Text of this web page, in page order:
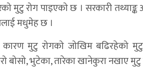
मुटु रोग पाइएको छ । सरकारी
मधुमेह छ ।
मुटु रोगको जोखिम बढिरहेको
बोसो, भुटेका, तारेका खानेकुरा नखाए